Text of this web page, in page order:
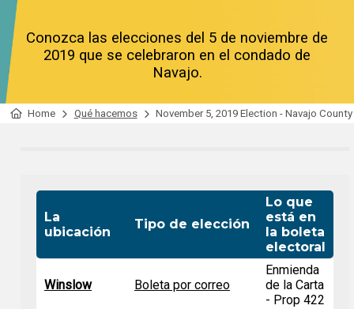
Conozca las elecciones del 5 de noviembre de
2019 que se celebraron en el condado de
Navajo.
Home Qué hacemos November 5, 2019 Election - Navajo County
La
ubicación
Tipo de elección
Lo que
está en
la boleta
electoral
Winslow Boleta por correo
Enmienda
de la Carta
- Prop 422